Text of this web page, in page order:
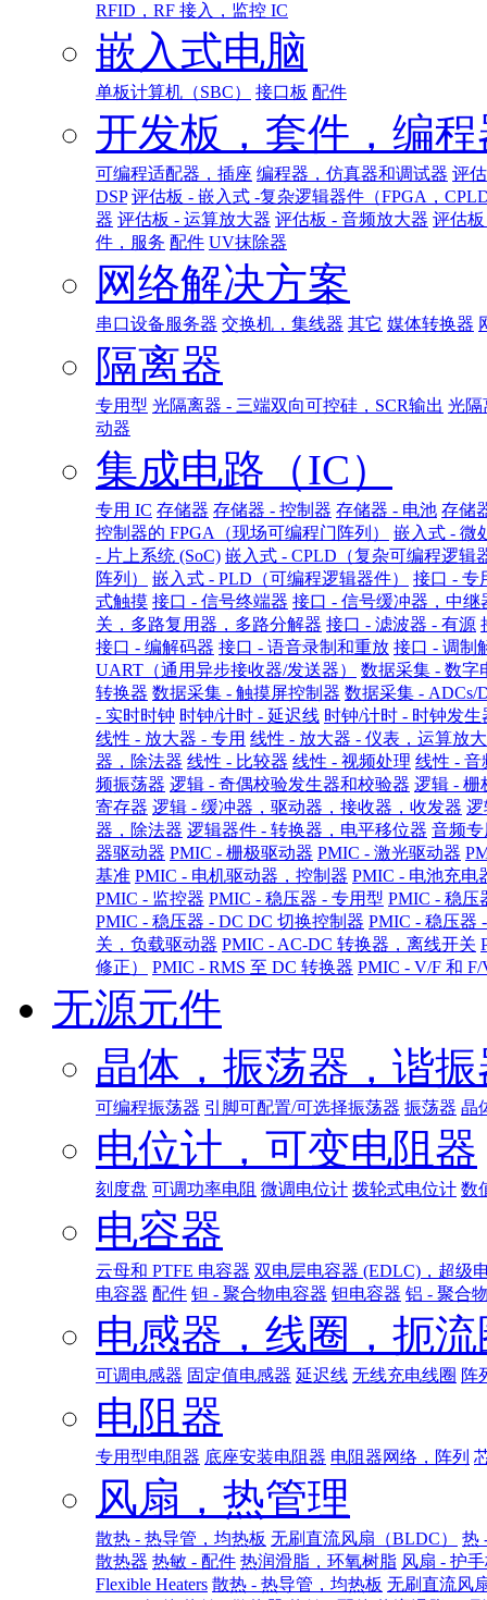
RFID，RF 接入，监控 IC
嵌入式电脑
单板计算机（SBC） 接口板 配件
开发板，套件，编程
可编程适配器，插座 编程器，仿真器和调试器 评
DSP 评估板 - 嵌入式 -复杂逻辑器件（FPGA，
器 评估板 - 运算放大器 评估板 - 音频放大器 评估
件，服务 配件 UV抹除器
网络解决方案
串口设备服务器 交换机，集线器 其它 媒体转换器
隔离器
专用型 光隔离器 - 三端双向可控硅，SCR输出 光隔
动器
集成电路（IC）
专用 IC 存储器 存储器 - 控制器 存储器 - 电池 存储
控制器的 FPGA（现场可编程门阵列）
嵌入式 - 微
- 片上系统 (SoC) 嵌入式 - CPLD（复杂可编程逻辑
阵列）
嵌入式 - PLD（可编程逻辑器件）
接口 - 专
式触摸 接口 - 信号终端器 接口 - 信号缓冲器，中继
关，多路复用器，多路分解器 接口 - 滤波器 - 有源
接口 - 编解码器 接口 - 语音录制和重放 接口 - 调制
UART（通用异步接收器/发送器）
数据采集 - 数字
转换器 数据采集 - 触摸屏控制器 数据采集 - ADCs/
- 实时时钟 时钟/计时 - 延迟线 时钟/计时 - 时钟发
线性 - 放大器 - 专用 线性 - 放大器 - 仪表，运算放
器，除法器 线性 - 比较器 线性 - 视频处理 线性 - 音
频振荡器 逻辑 - 奇偶校验发生器和校验器 逻辑 - 栅
寄存器 逻辑 - 缓冲器，驱动器，接收器，收发器 逻
器，除法器 逻辑器件 - 转换器，电平移位器 音频专
器驱动器 PMIC - 栅极驱动器 PMIC - 激光驱动器
基准 PMIC - 电机驱动器，控制器 PMIC - 电池充电
PMIC - 监控器 PMIC - 稳压器 - 专用型 PMIC - 稳压
PMIC - 稳压器 - DC DC 切换控制器 PMIC - 稳压器
关，负载驱动器 PMIC - AC-DC 转换器，离线开关
修正）
PMIC - RMS 至 DC 转换器 PMIC - V/F 和
无源元件
晶体，振荡器，谐振
可编程振荡器 引脚可配置/可选择振荡器 振荡器 晶
电位计，可变电阻器
刻度盘 可调功率电阻 微调电位计 拨轮式电位计 数
电容器
云母和 PTFE 电容器 双电层电容器 (EDLC)，超级
电容器 配件 钽 - 聚合物电容器 钽电容器 铝 - 聚合
电感器，线圈，扼流
可调电感器 固定值电感器 延迟线 无线充电线圈 阵
电阻器
专用型电阻器 底座安装电阻器 电阻器网络，阵列
风扇，热管理
散热 - 热导管，均热板 无刷直流风扇（BLDC）
热
散热器 热敏 - 配件 热润滑脂，环氧树脂 风扇 - 护
Flexible Heaters 散热 - 热导管，均热板 无刷直流风